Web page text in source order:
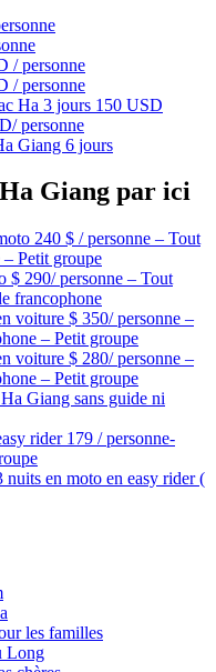
/ personne
/ personne
Ha 3 jours 150 USD
personne
Giang 6 jours
Giang par ici
240 $ / personne – Tout
Petit groupe
$ 290/ personne – Tout
francophone
voiture $ 350/ personne –
– Petit groupe
voiture $ 280/ personne –
– Petit groupe
Giang sans guide ni
rider 179 / personne-
en moto en easy rider (
les familles
Long